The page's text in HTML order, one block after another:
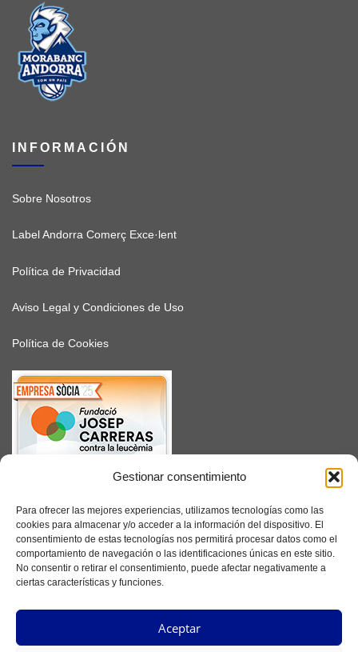
Gestionar consentimiento
Para ofrecer las mejores experiencias, utilizamos tecnologías como las
cookies para almacenar y/o acceder a la información del dispositivo. El
consentimiento de estas tecnologías nos permitirá procesar datos como el
comportamiento de navegación o las identificaciones únicas en este sitio.
No consentir o retirar el consentimiento, puede afectar negativamente a
ciertas características y funciones.
Aceptar
INFORMACIÓN
Sobre Nosotros
Label Andorra Comerç Exce·lent
Política de Privacidad
Aviso Legal y Condiciones de Uso
Política de Cookies
SUSCRÍBETE
Facebook
Instagram
YouTube